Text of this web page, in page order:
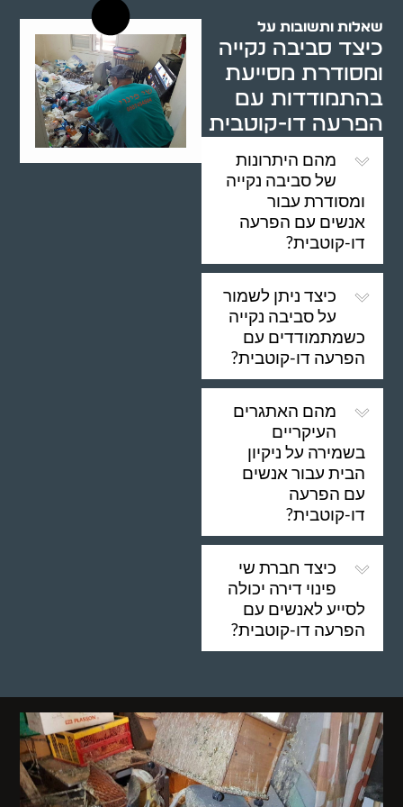
שאלות ותשובות על
כיצד סביבה נקייה
ומסודרת מסייעת
בהתמודדות עם
הפרעה דו-קוטבית
מהם היתרונות
של סביבה נקייה
ומסודרת עבור
אנשים עם הפרעה
דו-קוטבית?
כיצד ניתן לשמור
על סביבה נקייה
כשמתמודדים עם
הפרעה דו-קוטבית?
מהם האתגרים
העיקריים
בשמירה על ניקיון
הבית עבור אנשים
עם הפרעה
דו-קוטבית?
כיצד חברת שי
פינוי דירה יכולה
לסייע לאנשים עם
הפרעה דו-קוטבית?